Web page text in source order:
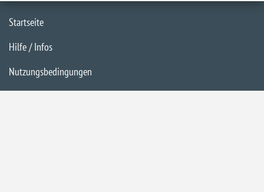
Startseite
Hilfe / Infos
Nutzungsbedingungen